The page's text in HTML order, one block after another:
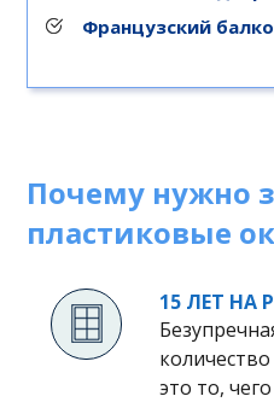
Французский
Почему нужно
пластиковые
15 ЛЕТ НА
это то,